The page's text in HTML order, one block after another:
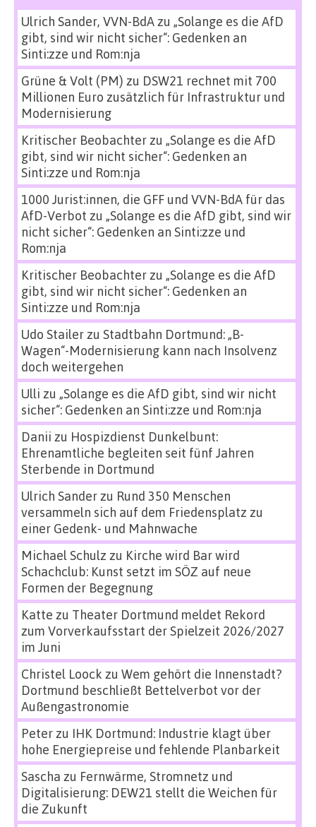
Ulrich Sander, VVN-BdAzu „Solange es die AfD
gibt, sind wir nicht sicher“: Gedenken an
Sinti:zze und Rom:nja
Grüne & Volt (PM) zu DSW21 rechnet mit 700
Millionen Euro zusätzlich für Infrastruktur und
Modernisierung
Kritischer Beobachterzu „Solange es die AfD
gibt, sind wir nicht sicher“: Gedenken an
Sinti:zze und Rom:nja
1000 Jurist:innen, die GFF und VVN-BdA für das
AfD-Verbot zu „Solange es die AfD gibt, sind wir
nicht sicher“: Gedenken an Sinti:zze und
Rom:nja
Kritischer Beobachterzu „Solange es die AfD
gibt, sind wir nicht sicher“: Gedenken an
Sinti:zze und Rom:nja
Udo Stailerzu Stadtbahn Dortmund: „B-
Wagen“-Modernisierung kann nach Insolvenz
doch weitergehen
Ulli zu „Solange es die AfD gibt, sind wir nicht
sicher“: Gedenken an Sinti:zze und Rom:nja
Danii zu Hospizdienst Dunkelbunt:
Ehrenamtliche begleiten seit fünf Jahren
Sterbende in Dortmund
Ulrich Sanderzu Rund 350 Menschen
versammeln sich auf dem Friedensplatz zu
einer Gedenk- und Mahnwache
Michael Schulz zu Kirche wird Bar wird
Schachclub: Kunst setzt im SÖZ auf neue
Formen der Begegnung
Katte zu Theater Dortmund meldet Rekord
zum Vorverkaufsstart der Spielzeit 2026/2027
im Juni
Christel Loock zu Wem gehört die Innenstadt?
Dortmund beschließt Bettelverbot vor der
Außengastronomie
Peterzu IHK Dortmund: Industrie klagt über
hohe Energiepreise und fehlende Planbarkeit
Sascha zu Fernwärme, Stromnetz und
Digitalisierung: DEW21 stellt die Weichen für
die Zukunft